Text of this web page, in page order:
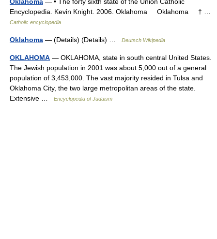
Oklahoma — • The forty sixth state of the Union Catholic
Encyclopedia. Kevin Knight. 2006. Oklahoma Oklahoma † …
Catholic encyclopedia
Oklahoma — (Details) (Details) … Deutsch Wikipedia
OKLAHOMA — OKLAHOMA, state in south central United States.
The Jewish population in 2001 was about 5,000 out of a general
population of 3,453,000. The vast majority resided in Tulsa and
Oklahoma City, the two large metropolitan areas of the state.
Extensive …
Encyclopedia of Judaism